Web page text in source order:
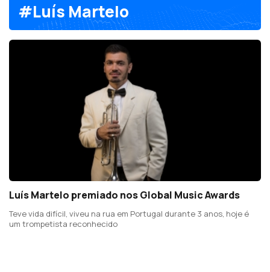
#Luís Martelo
Luís Martelo premiado nos Global Music Awards
Teve vida difícil, viveu na rua em Portugal durante 3 anos, hoje é
um trompetista reconhecido